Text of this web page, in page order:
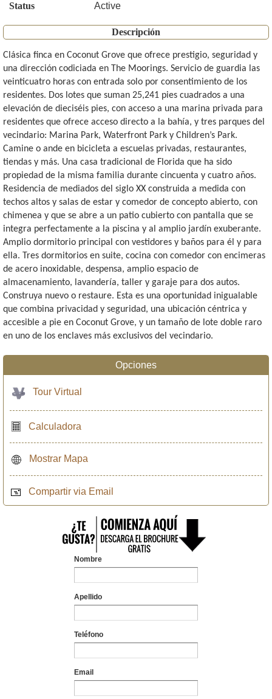
Status Active
Descripción
Clásica finca en Coconut Grove que ofrece prestigio, seguridad y
una dirección codiciada en The Moorings. Servicio de guardia las
veinticuatro horas con entrada solo por consentimiento de los
residentes. Dos lotes que suman 25,241 pies cuadrados a una
elevación de dieciséis pies, con acceso a una marina privada para
residentes que ofrece acceso directo a la bahía, y tres parques del
vecindario: Marina Park, Waterfront Park y Children’s Park.
Camine o ande en bicicleta a escuelas privadas, restaurantes,
tiendas y más. Una casa tradicional de Florida que ha sido
propiedad de la misma familia durante cincuenta y cuatro años.
Residencia de mediados del siglo XX construida a medida con
techos altos y salas de estar y comedor de concepto abierto, con
chimenea y que se abre a un patio cubierto con pantalla que se
integra perfectamente a la piscina y al amplio jardín exuberante.
Amplio dormitorio principal con vestidores y baños para él y para
ella. Tres dormitorios en suite, cocina con comedor con encimeras
de acero inoxidable, despensa, amplio espacio de
almacenamiento, lavandería, taller y garaje para dos autos.
Construya nuevo o restaure. Esta es una oportunidad inigualable
que combina privacidad y seguridad, una ubicación céntrica y
accesible a pie en Coconut Grove, y un tamaño de lote doble raro
en uno de los enclaves más exclusivos del vecindario.
Opciones
Tour Virtual
Calculadora
Mostrar Mapa
Compartir via Email
Nombre
Apellido
Teléfono
Email